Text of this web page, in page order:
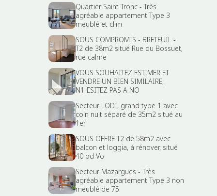
Quartier Saint Tronc - Très
agréable appartement Type 3
meublé et clim
SOUS COMPROMIS - BRETEUIL -
T2 de 38m2 situé Rue du Bossuet,
rue calme
VOUS SOUHAITEZ ESTIMER ET
VENDRE UN BIEN SIMILAIRE,
N'HESITEZ PAS A NO
Secteur LODI, grand type 1 avec
coin nuit séparé de 35m2 situé au
1er
SOUS OFFRE T2 de 58m2 avec
balcon et loggia, à rénover, situé
40 bd Vo
Secteur Mazargues - Très
agréable appartement Type 3 non
meublé de 75